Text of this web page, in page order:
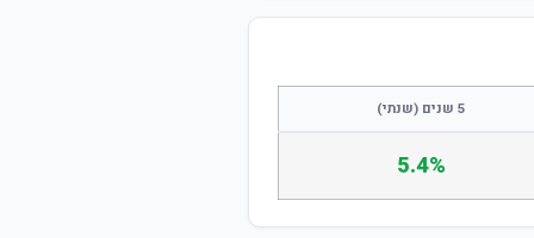
5 שנים (שנתי)
5.4%